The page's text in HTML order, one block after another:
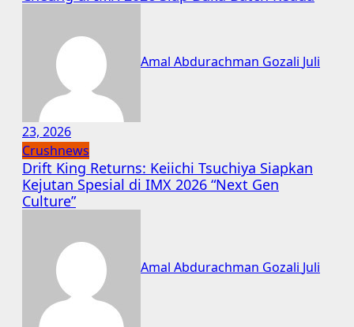
Amal Abdurachman Gozali Juli
23, 2026
Crushnews
Drift King Returns: Keiichi Tsuchiya Siapkan
Kejutan Spesial di IMX 2026 “Next Gen
Culture”
Amal Abdurachman Gozali Juli